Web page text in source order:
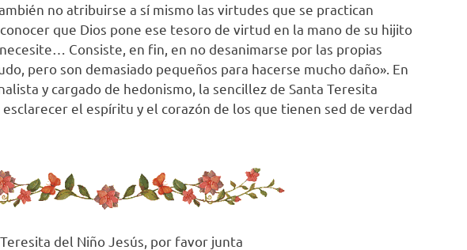
no atribuirse a sí mismo las virtudes que se practican
que Dios pone ese tesoro de virtud en la mano de su hijito
Consiste, en fin, en no desanimarse por las propias
pero son demasiado pequeños para hacerse mucho daño». En
y cargado de hedonismo, la sencillez de Santa Teresita
el espíritu y el corazón de los que tienen sed de verdad
del Niño Jesús, por favor junta